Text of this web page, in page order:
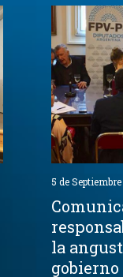
5 de
la